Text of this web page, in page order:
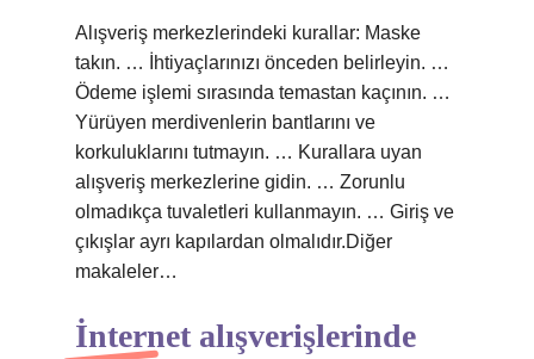
Alışveriş merkezlerindeki kurallar: Maske
takın. … İhtiyaçlarınızı önceden belirleyin. …
Ödeme işlemi sırasında temastan kaçının. …
Yürüyen merdivenlerin bantlarını ve
korkuluklarını tutmayın. … Kurallara uyan
alışveriş merkezlerine gidin. … Zorunlu
olmadıkça tuvaletleri kullanmayın. … Giriş ve
çıkışlar ayrı kapılardan olmalıdır.Diğer
makaleler…
İnternet alışverişlerinde